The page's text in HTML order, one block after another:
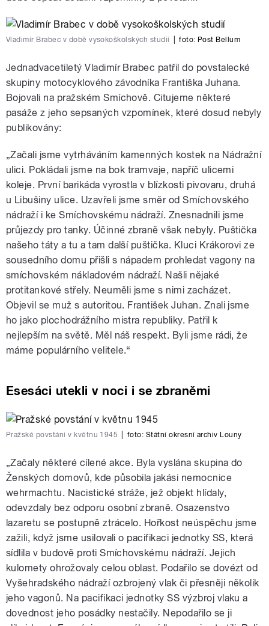
Vladimír Brabec v době vysokoškolských studií foto: Post Bellum
Jednadvacetiletý Vladimír Brabec patřil do povstalecké
skupiny motocyklového závodníka Františka Juhana.
Bojovali na pražském Smíchově. Citujeme některé
pasáže z jeho sepsaných vzpomínek, které dosud nebyly
publikovány:
„Začali jsme vytrháváním kamenných kostek na Nádražní
ulici. Pokládali jsme na bok tramvaje, napříč ulicemi
koleje. První barikáda vyrostla v blízkosti pivovaru, druhá
u Libušiny ulice. Uzavřeli jsme směr od Smíchovského
nádraží i ke Smíchovskému nádraží. Znesnadnili jsme
průjezdy pro tanky. Účinné zbraně však nebyly. Puštička
našeho táty a tu a tam další puštička. Kluci Krákorovi ze
sousedního domu přišli s nápadem prohledat vagony na
smíchovském nákladovém nádraží. Našli nějaké
protitankové střely. Neuměli jsme s nimi zacházet.
Objevil se muž s autoritou. František Juhan. Znali jsme
ho jako plochodrážního mistra republiky. Patřil k
nejlepším na světě. Měl náš respekt. Byli jsme rádi, že
máme populárního velitele.“
Esesáci utekli v noci i se zbraněmi
Pražské povstání v květnu 1945 foto: Státní okresní archiv Louny
„Začaly některé cílené akce. Byla vyslána skupina do
Ženských domovů, kde působila jakási nemocnice
wehrmachtu. Nacistické stráže, jež objekt hlídaly,
odevzdaly bez odporu osobní zbraně. Osazenstvo
lazaretu se postupně ztrácelo. Hořkost neúspěchu jsme
zažili, když jsme usilovali o pacifikaci jednotky SS, která
sídlila v budově proti Smíchovskému nádraží. Jejich
kulomety ohrožovaly celou oblast. Podařilo se dovézt od
Vyšehradského nádraží ozbrojený vlak či přesněji několik
jeho vagonů. Na pacifikaci jednotky SS výzbroj vlaku a
dovednost jeho posádky nestačily. Nepodařilo se ji